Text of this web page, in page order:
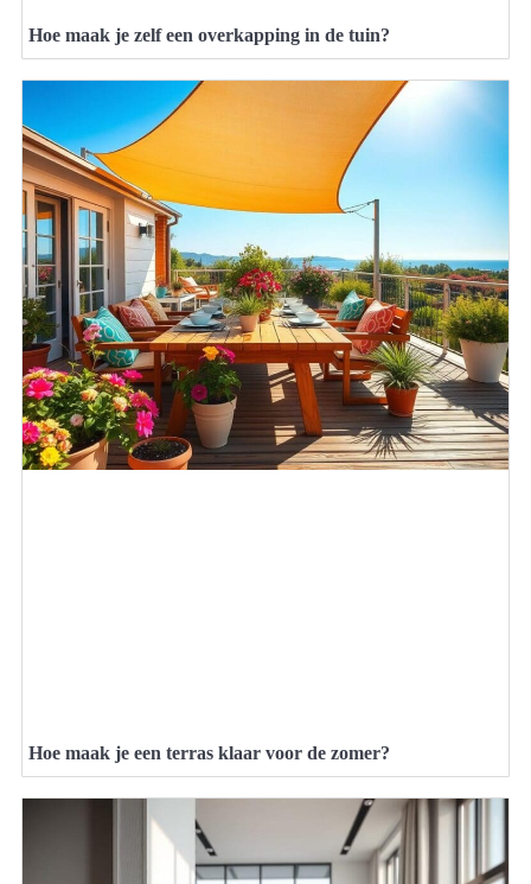
Hoe maak je zelf een overkapping in de tuin?
Hoe maak je een terras klaar voor de zomer?